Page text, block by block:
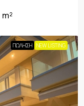
m²
ΠΏΛΗΣΗ NEW LISTING